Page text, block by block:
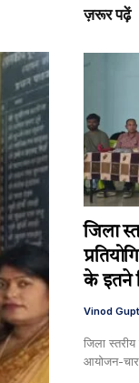
ज़रूर पढ़ें
जिला
के इतने
Vinod
जिला
आयोजन-